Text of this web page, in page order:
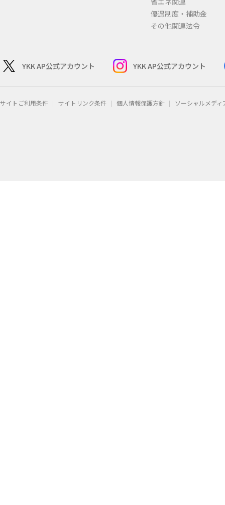
優遇制度・補助金
その他関連法令
YKK AP公式アカウント YKK AP公式アカウント
サイトご利用条件 サイトリンク条件 個人情報保護方針 ソーシャルメデ